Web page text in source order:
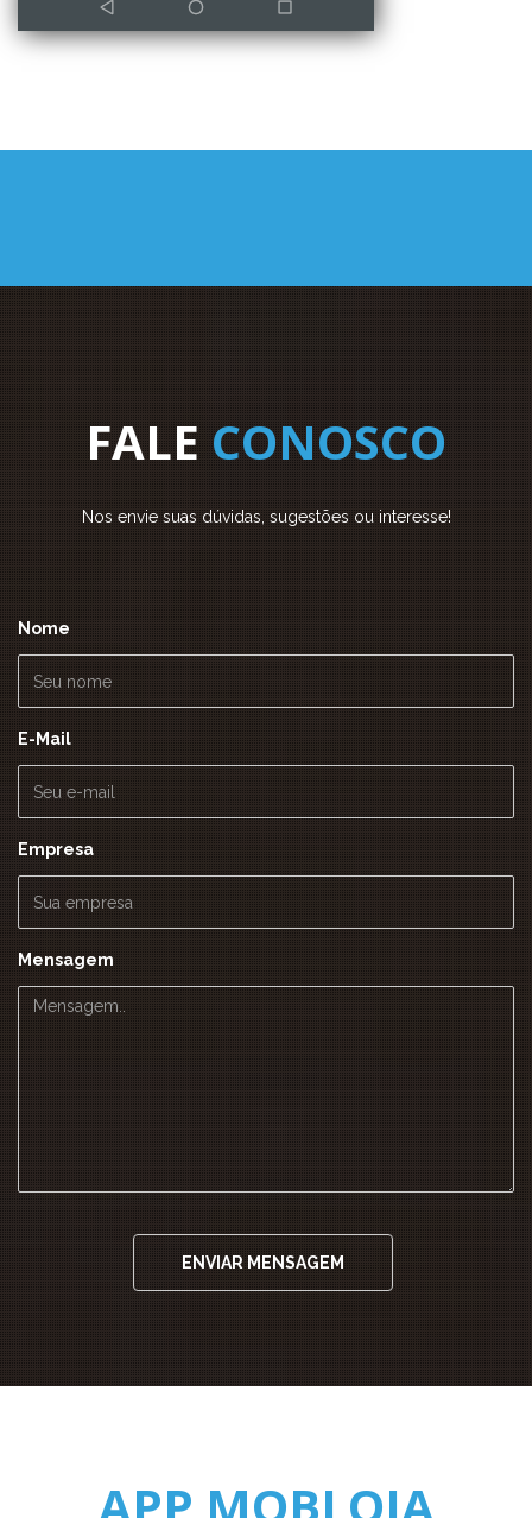
FALE CONOSCO
Nos envie suas dúvidas, sugestões ou interesse!
Nome
E-Mail
Empresa
Mensagem
ENVIAR MENSAGEM